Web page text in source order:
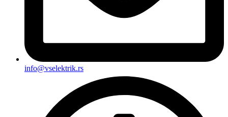
info@vselektrik.rs